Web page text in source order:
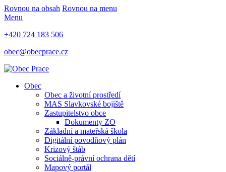
Rovnou na obsah Rovnou na menu
Menu
+420 724 183 506
obec@obecprace.cz
Obec
Obec a životní prostředí
MAS Slavkovské bojiště
Zastupitelstvo obce
Dokumenty ZO
Základní a mateřská škola
Digitální povodňový plán
Krizový štáb
Sociálně-právní ochrana dětí
Mapový portál